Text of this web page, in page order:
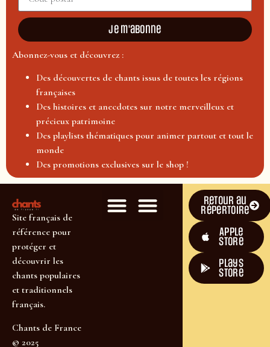
Je m'abonne
Abonnez-vous et découvrez :
Des découvertes de chants issus de toutes les régions
françaises
Des histoires et anecdotes sur notre merveilleux et
précieux patrimoine
Des playlists thématiques pour animer partout et tout le
monde
Des promotions exclusives sur le shop !
Site français de
référence pour
protéger et
découvrir les
chants populaires
et traditionnels
français.
Chants de France
© 2025
Retour au
répertoire
Apple
Store
plays
store